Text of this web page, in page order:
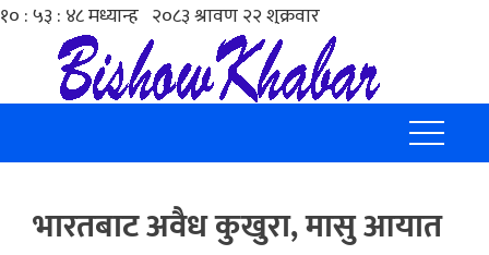
भारतबाट अवैध कुखुरा, मासु आयात